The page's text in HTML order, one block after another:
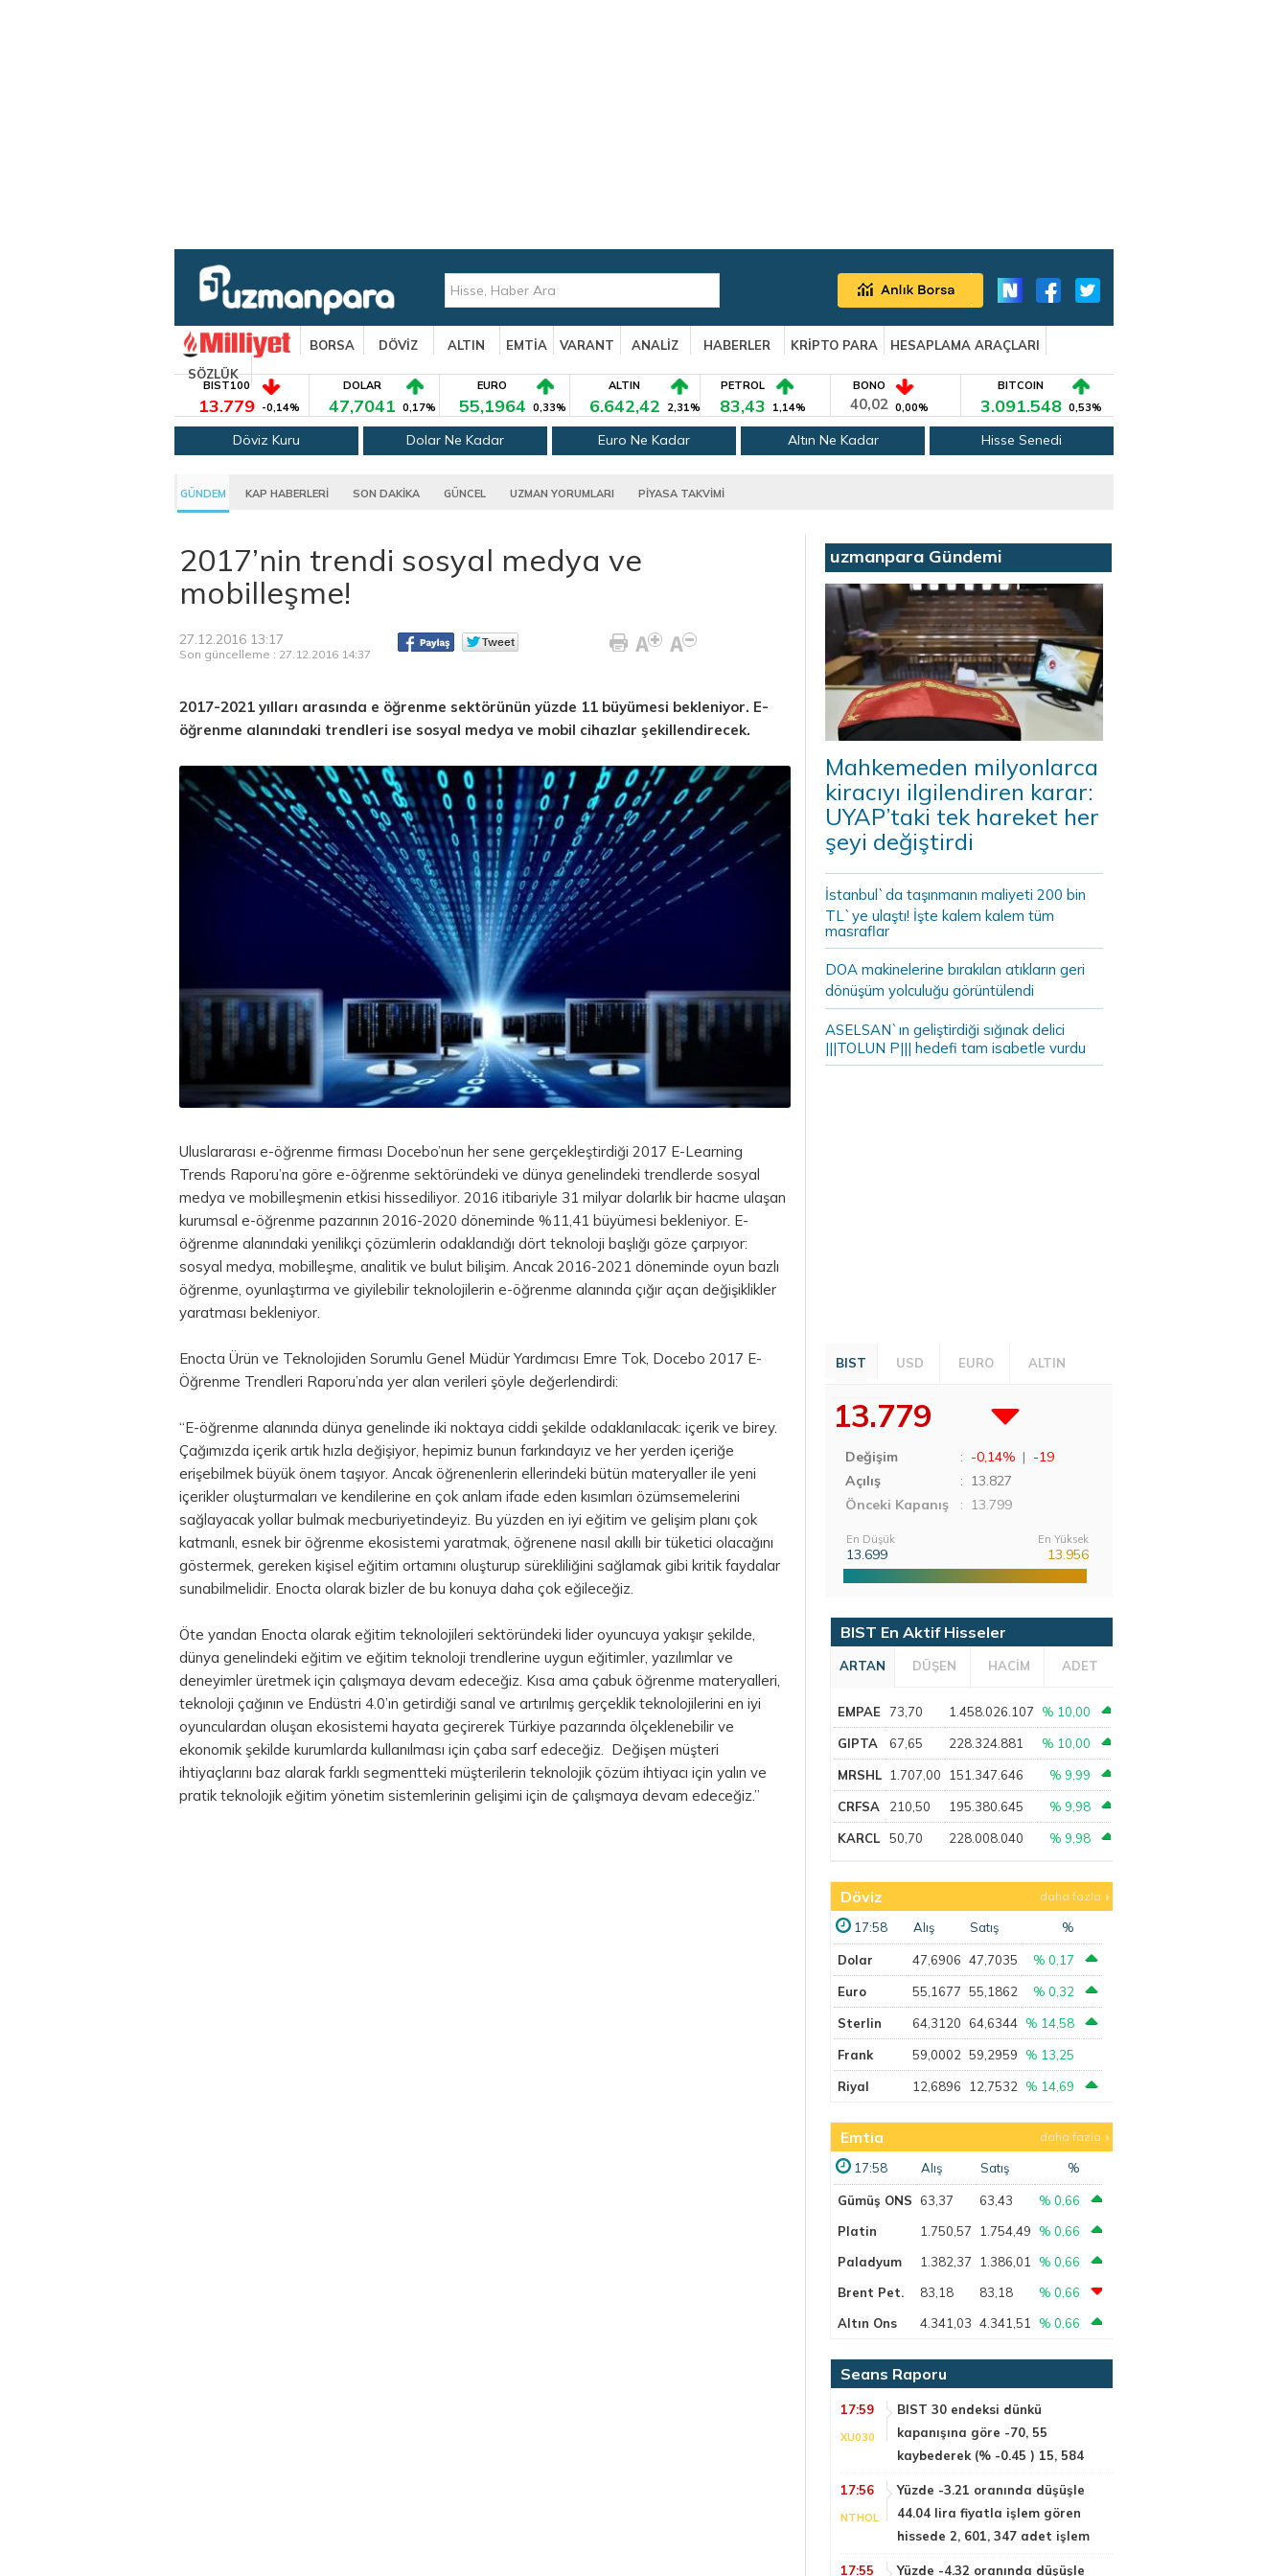
BORSA DÖVİZ ALTIN EMTİA VARANT ANALİZ HABERLER KRİPTO PARA
HESAPLAMA ARAÇLARI
SÖZLÜK
BIST100
13.779 -0,14%
DOLAR
47,7041 0,17%
EURO
55,1964 0,33%
ALTIN
6.642,42 2,31%
PETROL
83,43 1,14%
BONO
40,02 0,00%
BITCOIN
3.091.548 0,53%
Döviz Kuru Dolar Ne Kadar Euro Ne Kadar Altın Ne Kadar Hisse Senedi
GÜNDEM KAP HABERLERİ SON DAKİKA GÜNCEL UZMAN YORUMLARI PİYASA TAKVİMİ
2017’nin trendi sosyal medya ve
mobilleşme!
27.12.2016 13:17
Son güncelleme : 27.12.2016 14:37
2017-2021 yılları arasında e öğrenme sektörünün yüzde 11 büyümesi bekleniyor. E-
öğrenme alanındaki trendleri ise sosyal medya ve mobil cihazlar şekillendirecek.
Uluslararası e-öğrenme firması Docebo’nun her sene gerçekleştirdiği 2017 E-Learning
Trends Raporu’na göre e-öğrenme sektöründeki ve dünya genelindeki trendlerde sosyal
medya ve mobilleşmenin etkisi hissediliyor. 2016 itibariyle 31 milyar dolarlık bir hacme ulaşan
kurumsal e-öğrenme pazarının 2016-2020 döneminde %11,41 büyümesi bekleniyor. E-
öğrenme alanındaki yenilikçi çözümlerin odaklandığı dört teknoloji başlığı göze çarpıyor:
sosyal medya, mobilleşme, analitik ve bulut bilişim. Ancak 2016-2021 döneminde oyun bazlı
öğrenme, oyunlaştırma ve giyilebilir teknolojilerin e-öğrenme alanında çığır açan değişiklikler
yaratması bekleniyor.
Enocta Ürün ve Teknolojiden Sorumlu Genel Müdür Yardımcısı Emre Tok, Docebo 2017 E-
Öğrenme Trendleri Raporu’nda yer alan verileri şöyle değerlendirdi:
“E-öğrenme alanında dünya genelinde iki noktaya ciddi şekilde odaklanılacak: içerik ve birey.
Çağımızda içerik artık hızla değişiyor, hepimiz bunun farkındayız ve her yerden içeriğe
erişebilmek büyük önem taşıyor. Ancak öğrenenlerin ellerindeki bütün materyaller ile yeni
içerikler oluşturmaları ve kendilerine en çok anlam ifade eden kısımları özümsemelerini
sağlayacak yollar bulmak mecburiyetindeyiz. Bu yüzden en iyi eğitim ve gelişim planı çok
katmanlı, esnek bir öğrenme ekosistemi yaratmak, öğrenene nasıl akıllı bir tüketici olacağını
göstermek, gereken kişisel eğitim ortamını oluşturup sürekliliğini sağlamak gibi kritik faydalar
sunabilmelidir. Enocta olarak bizler de bu konuya daha çok eğileceğiz.
Öte yandan Enocta olarak eğitim teknolojileri sektöründeki lider oyuncuya yakışır şekilde,
dünya genelindeki eğitim ve eğitim teknoloji trendlerine uygun eğitimler, yazılımlar ve
deneyimler üretmek için çalışmaya devam edeceğiz. Kısa ama çabuk öğrenme materyalleri,
teknoloji çağının ve Endüstri 4.0’ın getirdiği sanal ve artırılmış gerçeklik teknolojilerini en iyi
oyunculardan oluşan ekosistemi hayata geçirerek Türkiye pazarında ölçeklenebilir ve
ekonomik şekilde kurumlarda kullanılması için çaba sarf edeceğiz. Değişen müşteri
ihtiyaçlarını baz alarak farklı segmentteki müşterilerin teknolojik çözüm ihtiyacı için yalın ve
pratik teknolojik eğitim yönetim sistemlerinin gelişimi için de çalışmaya devam edeceğiz.”
uzmanpara Gündemi
Mahkemeden milyonlarca
kiracıyı ilgilendiren karar:
UYAP’taki tek hareket her
şeyi değiştirdi
İstanbul`da taşınmanın maliyeti 200 bin
TL`ye ulaştı! İşte kalem kalem tüm
masraflar
DOA makinelerine bırakılan atıkların geri
dönüşüm yolculuğu görüntülendi
ASELSAN`ın geliştirdiği sığınak delici
|||TOLUN P||| hedefi tam isabetle vurdu
BIST USD EURO ALTIN
13.779
Değişim : -0,14% | -19
Açılış
: 13.827
Önceki Kapanış
: 13.799
En Düşük
13.699
En Yüksek
13.956
BIST En Aktif Hisseler
ARTAN DÜŞEN HACİM ADET
EMPAE 73,70 1.458.026.107 % 10,00
GIPTA 67,65 228.324.881 % 10,00
MRSHL 1.707,00 151.347.646 % 9,99
CRFSA 210,50 195.380.645 % 9,98
KARCL 50,70 228.008.040 % 9,98
Döviz daha fazla
17:58 Alış Satış %
Dolar 47,6906 47,7035 % 0,17
Euro 55,1677 55,1862 % 0,32
Sterlin 64,3120 64,6344 % 14,58
Frank 59,0002 59,2959 % 13,25
Riyal 12,6896 12,7532 % 14,69
Emtia daha fazla
17:58 Alış Satış %
Gümüş ONS 63,37 63,43
% 0,66
Platin
1.750,57 1.754,49
% 0,66
Paladyum
1.382,37 1.386,01
% 0,66
Brent Pet.
83,18 83,18
% 0,66
Altın Ons
4.341,03 4.341,51 % 0,66
Seans Raporu
17:59
XU030
BIST 30 endeksi dünkü
kapanışına göre -70, 55
kaybederek (% -0.45 ) 15, 584
17:56
NTHOL
Yüzde -3.21 oranında düşüşle
44.04 lira fiyatla işlem gören
hissede 2, 601, 347 adet işlem
17:55
Yüzde -4.32 oranında düşüşle